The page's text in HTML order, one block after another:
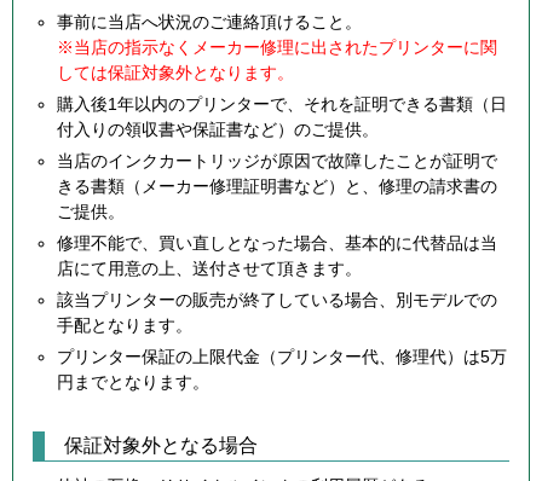
事前に当店へ状況のご連絡頂けること。
※当店の指示なくメーカー修理に出されたプリンターに関
しては保証対象外となります。
購入後1年以内のプリンターで、それを証明できる書類（日
付入りの領収書や保証書など）のご提供。
当店のインクカートリッジが原因で故障したことが証明で
きる書類（メーカー修理証明書など）と、修理の請求書の
ご提供。
修理不能で、買い直しとなった場合、基本的に代替品は当
店にて用意の上、送付させて頂きます。
該当プリンターの販売が終了している場合、別モデルでの
手配となります。
プリンター保証の上限代金（プリンター代、修理代）は5万
円までとなります。
保証対象外となる場合